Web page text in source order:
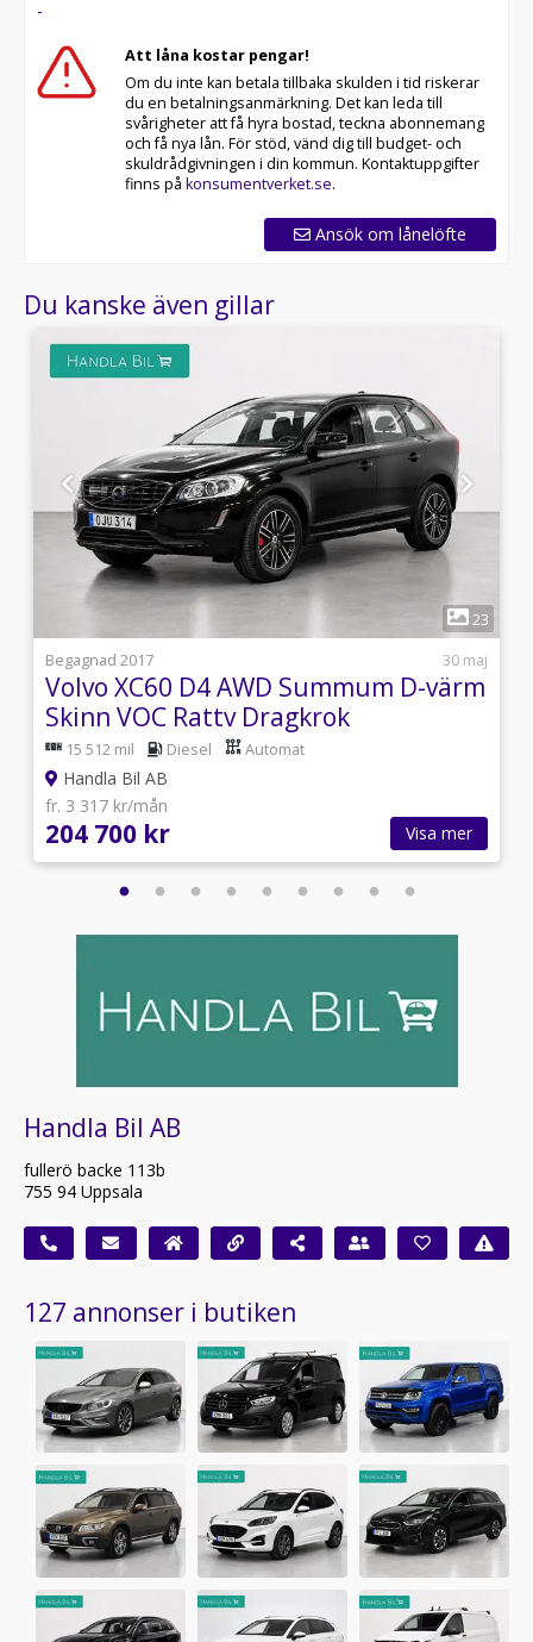
-
Att låna kostar pengar!
Om du inte kan betala tillbaka skulden i tid riskerar
du en betalningsanmärkning. Det kan leda till
svårigheter att få hyra bostad, teckna abonnemang
och få nya lån. För stöd, vänd dig till budget- och
skuldrådgivningen i din kommun. Kontaktuppgifter
finns på konsumentverket.se.
Ansök om lånelöfte
Du kanske även gillar
23
Begagnad 2017
30 maj
Volvo XC60 D4 AWD Summum D-värm
Skinn VOC Rattv Dragkrok
15 512 mil Diesel Automat
Handla Bil AB
fr. 3 317 kr/mån
204 700 kr Visa mer
Handla Bil AB
fullerö backe 113b
755 94 Uppsala
127 annonser i butiken